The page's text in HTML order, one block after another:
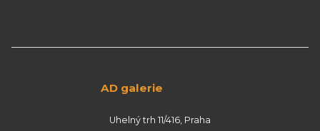
AD galerie
Uhelný trh 11/416, Praha